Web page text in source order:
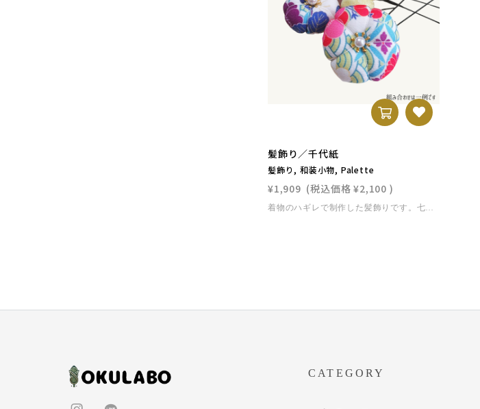
髪飾り／千代紙
髪飾り, 和装小物, Palette
¥1,909 (税込価格 ¥2,100 )
着物のハギレで制作した髪飾りです。七五三・成人式・卒業式・結婚式などの晴れの日はもちろん、浴衣や和装に合わせれば夏祭りや花火大会にもぴったり。和の上品さと現代的な華やかさを兼ね備え、特別な日をより一層引き立てます。ひとつひとつ丁寧に手作りしています。柄はお任せとなりますが、ご指定を希望の場合は公式LINEよりご相談ください。◾️サイズ・仕様花部分：直径 （大）約4.5cm（小）約3.5cm玉飾り：直径（大）約2.8cm（小）約2.1cm取付タイプ：Uピンレンタル着物と一緒にご決済いただいた場合、同梱でお届けいたします。
CATEGORY